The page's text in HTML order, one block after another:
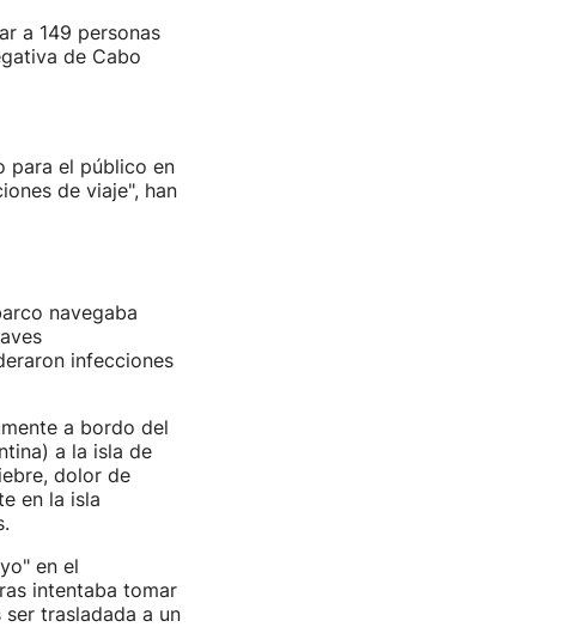
a 149 personas
de Cabo
para el público en
de viaje", han
navegaba
infecciones
a bordo del
a la isla de
dolor de
en la isla
en el
intentaba tomar
trasladada a un